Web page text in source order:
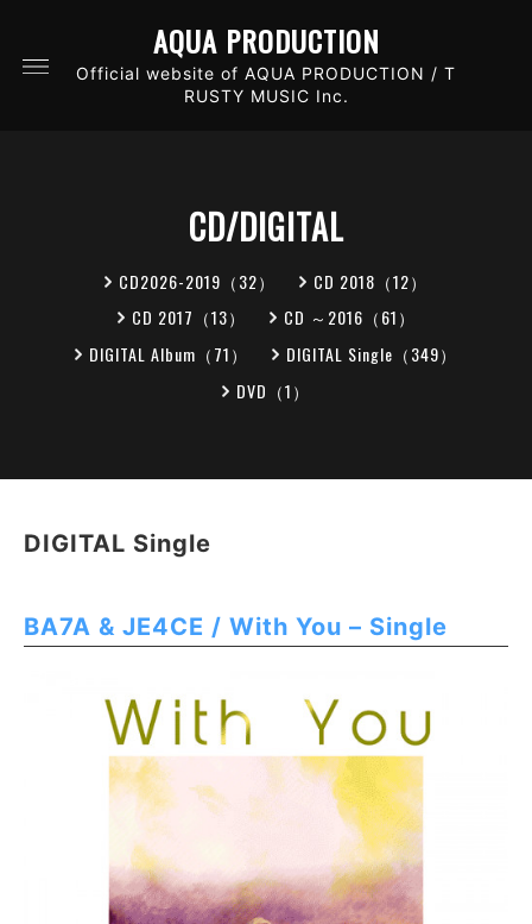
AQUA PRODUCTION
Official website of AQUA PRODUCTION / T
RUSTY MUSIC Inc.
CD/DIGITAL
CD2026-2019（32）
CD 2018（12）
CD 2017（13）
CD ～2016（61）
DIGITAL Album（71）
DIGITAL Single（349）
DVD（1）
DIGITAL Single
BA7A & JE4CE / With You – Single